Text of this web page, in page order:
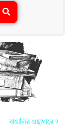
বাঙালির গ্রন্থাগারে